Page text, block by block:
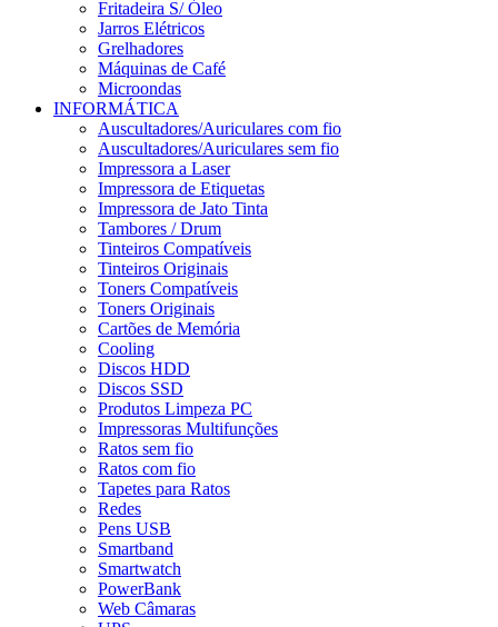
Fritadeira S/ Óleo
Jarros Elétricos
Grelhadores
Máquinas de Café
Microondas
INFORMÁTICA
Auscultadores/Auriculares com fio
Auscultadores/Auriculares sem fio
Impressora a Laser
Impressora de Etiquetas
Impressora de Jato Tinta
Tambores / Drum
Tinteiros Compatíveis
Tinteiros Originais
Toners Compatíveis
Toners Originais
Cartões de Memória
Cooling
Discos HDD
Discos SSD
Produtos Limpeza PC
Impressoras Multifunções
Ratos sem fio
Ratos com fio
Tapetes para Ratos
Redes
Pens USB
Smartband
Smartwatch
PowerBank
Web Câmaras